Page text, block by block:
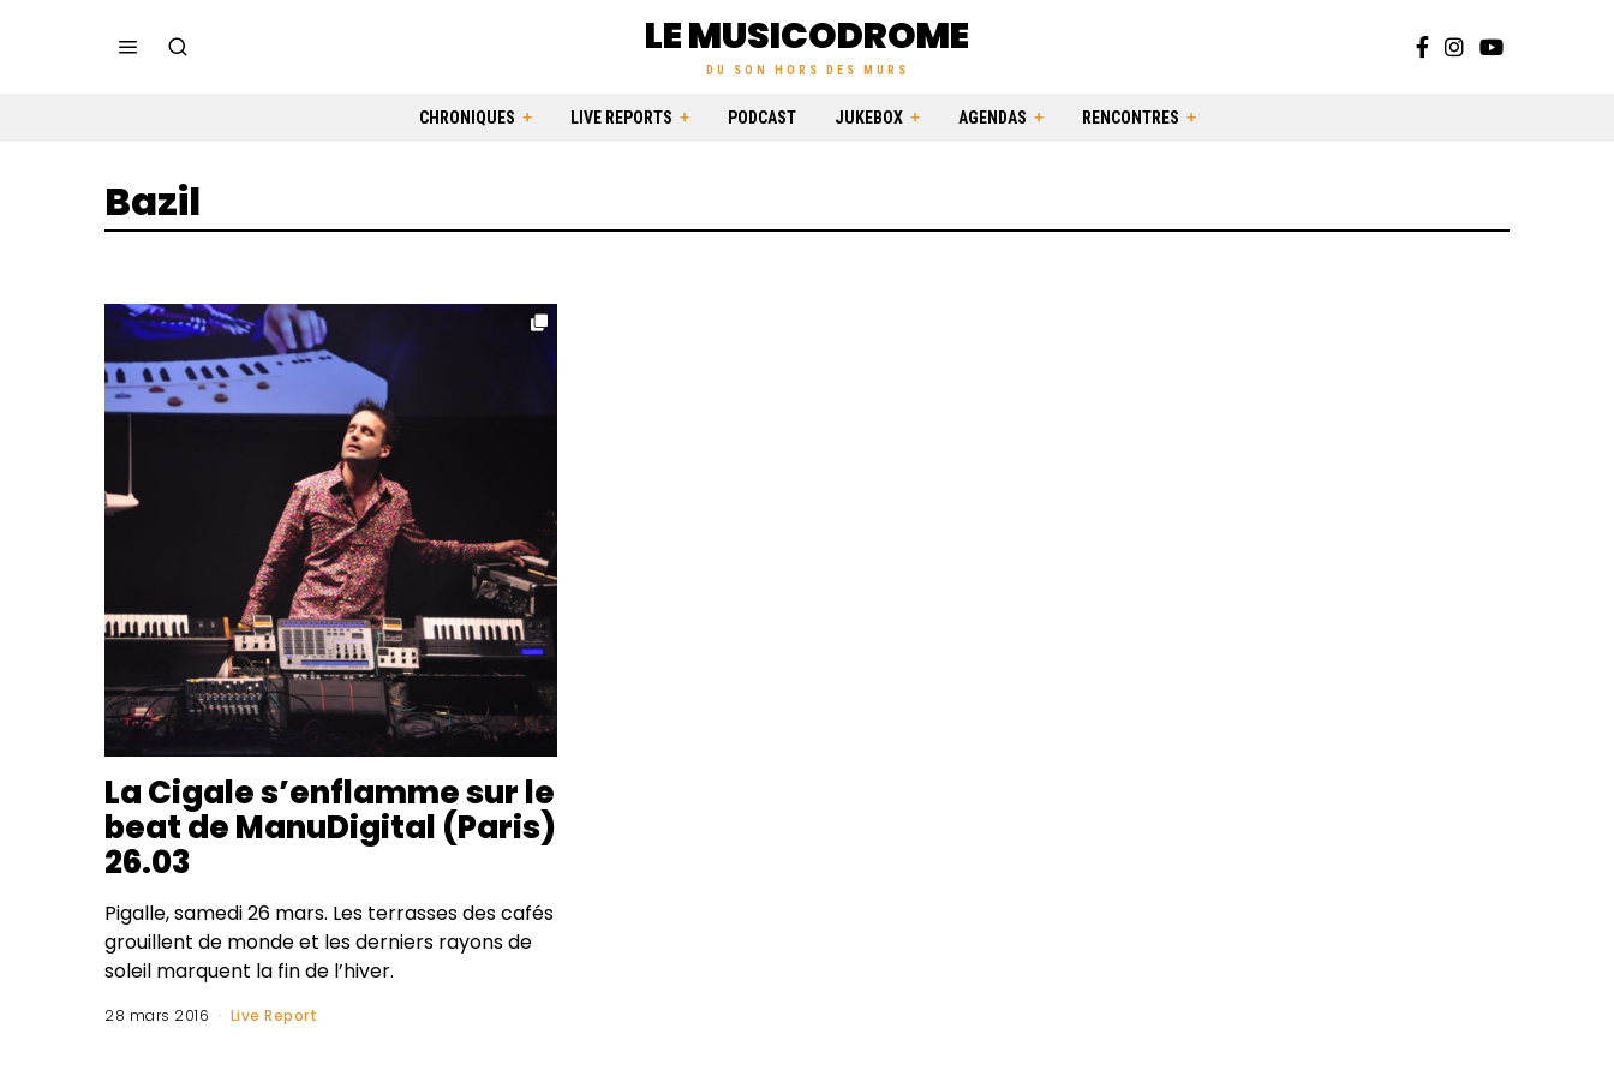
LE MUSICODROME
DU SON HORS DES MURS
CHRONIQUES LIVE REPORTS PODCAST JUKEBOX AGENDAS RENCONTRES
Bazil
La Cigale s’enflamme sur le
beat de ManuDigital (Paris)
26.03
Pigalle, samedi 26 mars. Les terrasses des cafés
grouillent de monde et les derniers rayons de
soleil marquent la fin de l’hiver.
28 mars 2016 Live Report